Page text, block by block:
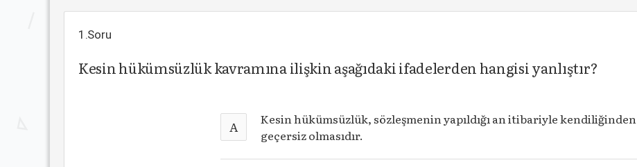
1.Soru
Kesin hükümsüzlük kavramına ilişkin aşağıdaki ifadelerden hangisi yanlıştır?
A
Kesin hükümsüzlük, sözleşmenin yapıldığı an itibariyle kendiliğinden
geçersiz olmasıdır.